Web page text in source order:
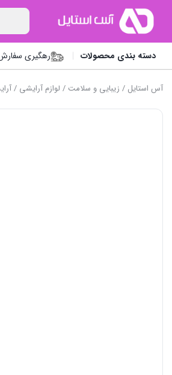
دسته بندی محصولات رهگیری
آس استایل / زیبایی و سلامت / لوازم آرایشی /